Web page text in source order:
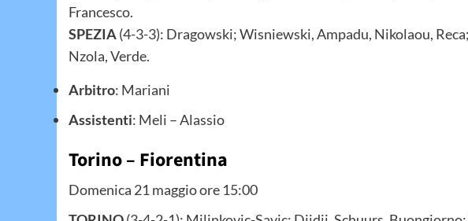
Francesco.
SPEZIA(4-3-3): Dragowski; Wisniewski, Ampadu, Nikolaou,
Nzola, Verde.
Arbitro: Mariani
Assistenti: Meli – Alassio
Torino – Fiorentina
Domenica 21 maggio ore 15:00